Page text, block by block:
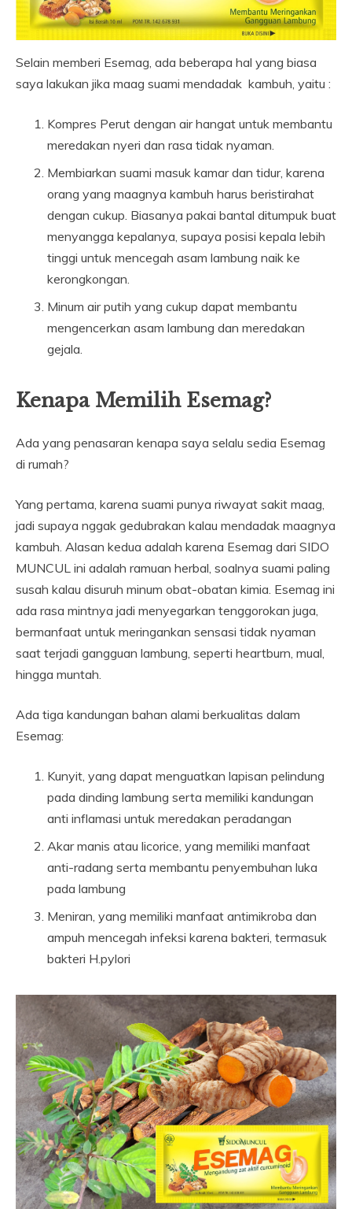
Selain memberi Esemag, ada beberapa hal yang biasa
saya lakukan jika maag suami mendadak kambuh, yaitu :
Kompres Perut dengan air hangat untuk membantu
meredakan nyeri dan rasa tidak nyaman.
Membiarkan suami masuk kamar dan tidur, karena
orang yang maagnya kambuh harus beristirahat
dengan cukup. Biasanya pakai bantal ditumpuk buat
menyangga kepalanya, supaya posisi kepala lebih
tinggi untuk mencegah asam lambung naik ke
kerongkongan.
Minum air putih yang cukup dapat membantu
mengencerkan asam lambung dan meredakan
gejala.
Kenapa Memilih Esemag?
Ada yang penasaran kenapa saya selalu sedia Esemag
di rumah?
Yang pertama, karena suami punya riwayat sakit maag,
jadi supaya nggak gedubrakan kalau mendadak maagnya
kambuh. Alasan kedua adalah karena Esemag dari SIDO
MUNCUL ini adalah ramuan herbal, soalnya suami paling
susah kalau disuruh minum obat-obatan kimia. Esemag ini
ada rasa mintnya jadi menyegarkan tenggorokan juga,
bermanfaat untuk meringankan sensasi tidak nyaman
saat terjadi gangguan lambung, seperti heartburn, mual,
hingga muntah.
Ada tiga kandungan bahan alami berkualitas dalam
Esemag:
Kunyit, yang dapat menguatkan lapisan pelindung
pada dinding lambung serta memiliki kandungan
anti inflamasi untuk meredakan peradangan
Akar manis atau licorice, yang memiliki manfaat
anti-radang serta membantu penyembuhan luka
pada lambung
Meniran, yang memiliki manfaat antimikroba dan
ampuh mencegah infeksi karena bakteri, termasuk
bakteri H.pylori